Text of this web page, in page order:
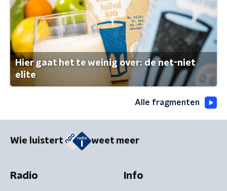
Hier gaat het te weinig over: de net-niet
elite
Alle fragmenten
Wie luistert weet meer
Radio Info